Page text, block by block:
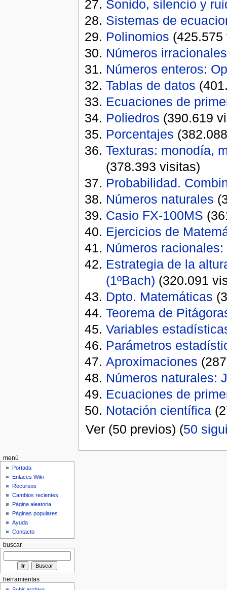
­Sonido, silencio y
Sistemas de
Polinomios
Números irracionales
Números enteros:
Tablas de datos
Ecuaciones de
Poliedros (390.619
Porcentajes
Texturas: monodía,
(378.393 visitas)
Probabilidad.
Números naturales
Casio FX-100MS
Ejercicios de
Números
Estrategia de la
(1ºBach) (320.091
Dpto. Matemáticas
Teorema de
Variables
Parámetros
Aproximaciones
Números naturales:
Ecuaciones de
Notación científica
Ver (50 previos) (50
menú
Portada
Enlaces Wiki
Recursos
Cambios recientes
Página aleatoria
Páginas populares
Ayuda
Contacto
buscar
herramientas